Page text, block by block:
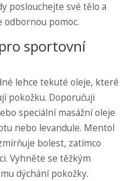
poslouchejte své tělo a
pomoc.
sportovní
lehce tekuté oleje, které
pokožku. Doporučuji
speciální masážní oleje
nebo levandule. Mentol
bolest, zatímco
Vyhněte se těžkým
dýchání pokožky.